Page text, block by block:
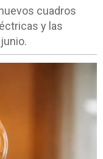
cuadros
y las